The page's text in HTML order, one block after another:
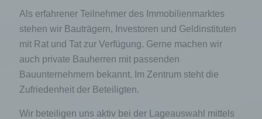
Als erfahrener Teilnehmer des Immobilienmarktes
stehen wir Bauträgern, Investoren und Geldinstituten
mit Rat und Tat zur Verfügung. Gerne machen wir
auch private Bauherren mit passenden
Bauunternehmern bekannt. Im Zentrum steht die
Zufriedenheit der Beteiligten.
Wir beteiligen uns aktiv bei der Lageauswahl mittels